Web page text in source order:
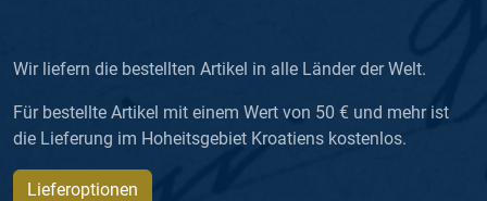
Wir liefern die bestellten Artikel in alle Länder der Welt.
Für bestellte Artikel mit einem Wert von 50 € und mehr ist
die Lieferung im Hoheitsgebiet Kroatiens kostenlos.
Lieferoptionen